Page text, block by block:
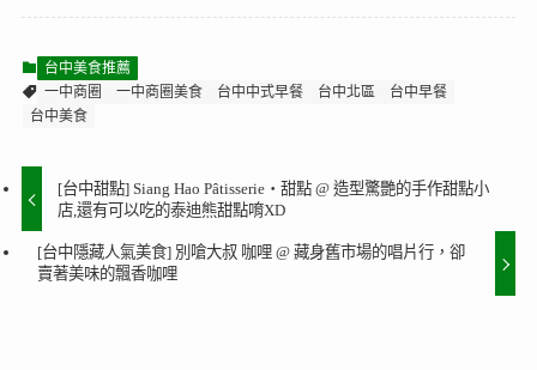
台中美食推薦
一中商圈
一中商圈美食 台中中式早餐 台中北區
台中早餐
台中美食
[台中甜點] Siang Hao Pâtisserie・甜點 @ 造型驚艷的手作甜點小
店,還有可以吃的泰迪熊甜點唷XD
[台中隱藏人氣美食] 別嗆大叔 咖哩 @ 藏身舊市場的唱片行，卻
賣著美味的飄香咖哩